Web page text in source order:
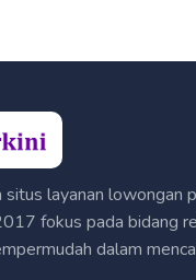
situs layanan lowongan
fokus pada bidang
dalam